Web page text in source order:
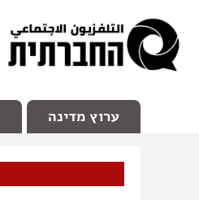
ערוץ מדינה